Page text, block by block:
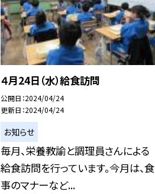
４月24日（水）給食訪問
公開日 2024/04/24
更新日 2024/04/24
お知らせ
毎月、栄養教諭と調理員さんによる
給食訪問を行っています。今月は、食
事のマナーなど...